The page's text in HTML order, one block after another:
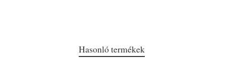
Hasonló termékek